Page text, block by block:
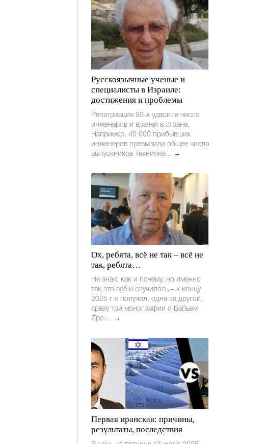
Русскоязычные ученые и
специалисты в Израиле:
достижения и проблемы
Репатриация 90-х удвоила число
инженеров и врачей в стране.
Например, 40 000 прибывших
инженеров превысили общее число
выпускников Техниона... →
Ох, ребята, всё не так – всё не
так, ребята…
Не знаю как и почему, но именно
так это всё и случилось – к концу
2025 г я получил, одна за другой,
сразу три монографии о Бабьем
Яре:... →
Первая иранская: причины,
результаты, последствия